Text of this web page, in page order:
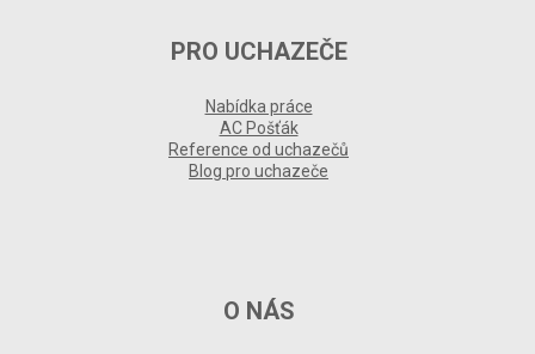
PRO UCHAZEČE
Nabídka práce
AC Pošťák
Reference od uchazečů
Blog pro uchazeče
O NÁS